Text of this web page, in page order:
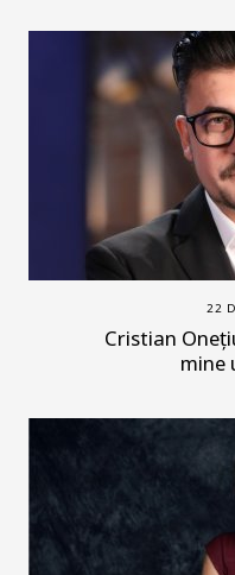
22
Cristian
mine